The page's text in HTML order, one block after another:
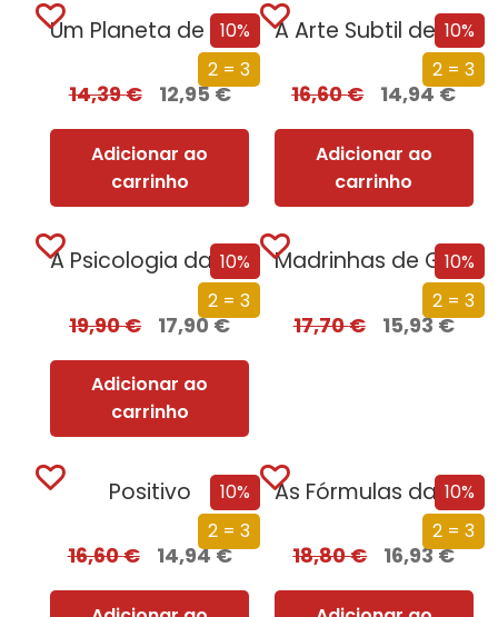
10%
2 = 3
Um Planeta de Vírus
14,39€ 12,95€
Adicionar ao
carrinho
10%
2 = 3
A Arte Subtil de Saber Seduzir
16,60€ 14,94€
Adicionar ao
carrinho
10%
2 = 3
A Psicologia da Estupidez
19,90€ 17,90€
Adicionar ao
carrinho
10%
2 = 3
Madrinhas de Guerra
17,70€ 15,93€
10%
2 = 3
Positivo
16,60€ 14,94€
10%
2 = 3
As Fórmulas da Vida e da Morte
18,80€ 16,93€